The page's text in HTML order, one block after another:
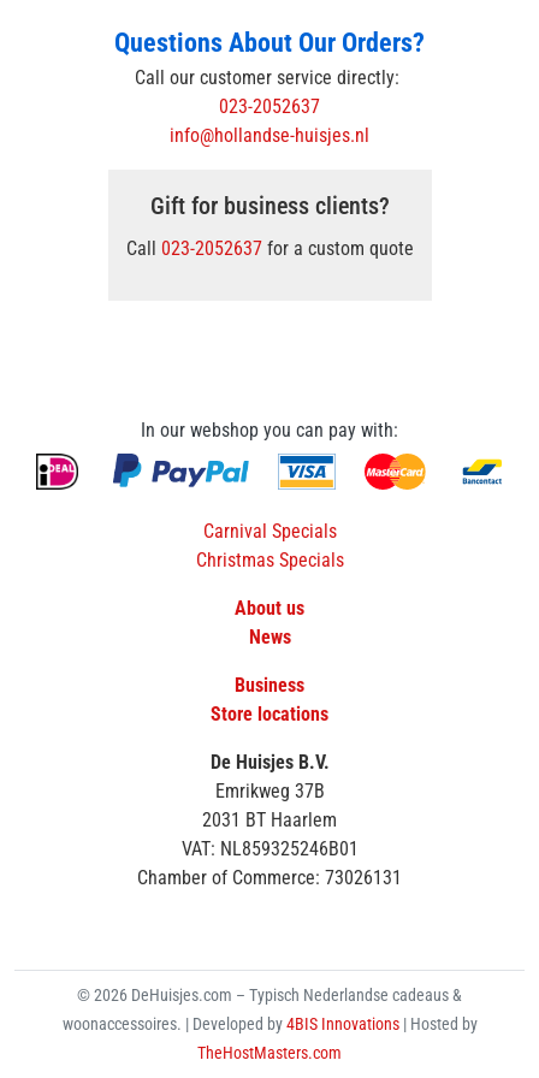
Questions About Our Orders?
Call our customer service directly:
023-2052637
info@hollandse-huisjes.nl
Gift for business clients?
Call 023-2052637for a custom quote
In our webshop you can pay with:
Carnival Specials
Christmas Specials
About us
News
Business
Store locations
De Huisjes B.V.
Emrikweg 37B
2031 BT Haarlem
VAT: NL859325246B01
Chamber of Commerce: 73026131
© 2026 DeHuisjes.com – Typisch Nederlandse cadeaus &
woonaccessoires. | Developed by4BIS Innovations | Hosted by
TheHostMasters.com